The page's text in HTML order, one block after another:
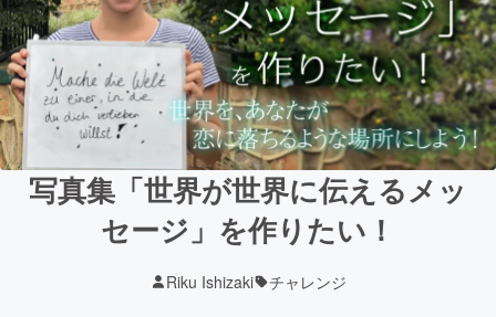
写真集「世界が世界に伝えるメッ
セージ」を作りたい！
Riku Ishizaki チャレンジ